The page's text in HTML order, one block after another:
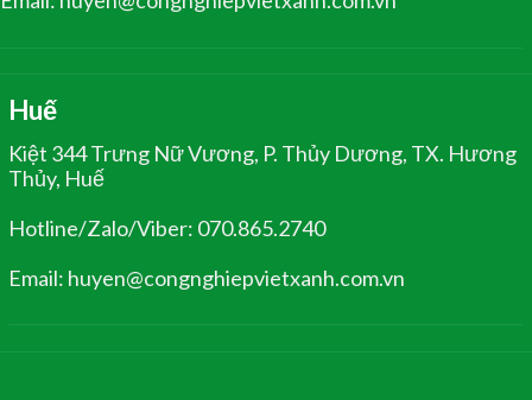
Huế
Kiệt 344 Trưng Nữ Vương, P. Thủy Dương, TX. Hương
Thủy, Huế
Hotline/Zalo/Viber: 070.865.2740
Email: huyen@congnghiepvietxanh.com.vn